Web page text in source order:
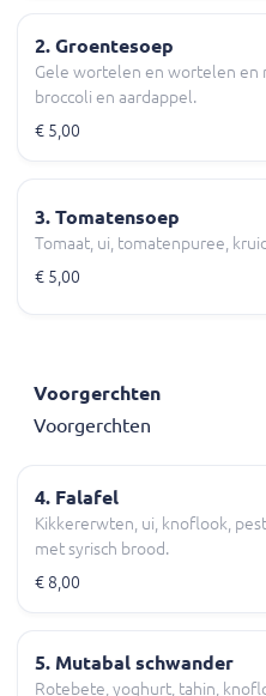
2. Groentesoep
Gele wortelen en wortelen en
broccoli en aardappel.
€ 5,00
3. Tomatensoep
Tomaat, ui, tomatenpuree,
€ 5,00
Voorgerchten
Voorgerchten
4. Falafel
Kikkererwten, ui, knoflook,
met syrisch brood.
€ 8,00
5. Mutabal schwander
Rotebete, yoghurt, tahin,